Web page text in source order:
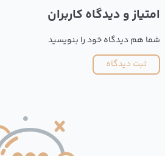
امتیاز و دیدگاه کاربران
شما هم دیدگاه خود را بنویسید
ثبت دیدگاه